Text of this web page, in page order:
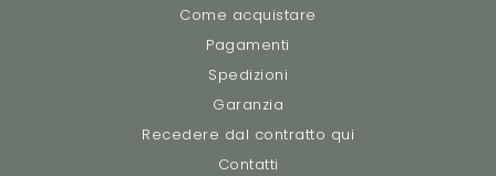
Come acquistare
Pagamenti
Spedizioni
Garanzia
Recedere dal contratto qui
Contatti